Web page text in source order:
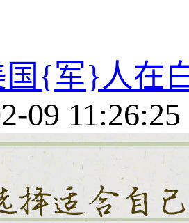
国{军}人在
09 11:26:25